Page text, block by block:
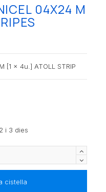
04X24 M
[1 x 4u.] ATOLL STRIP
i 3 dies
cistella